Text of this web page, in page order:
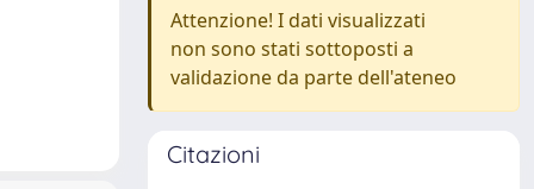
Attenzione! I dati visualizzati
non sono stati sottoposti a
validazione da parte dell'ateneo
Citazioni